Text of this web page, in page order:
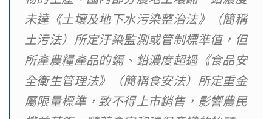
未達《土壤及地下水污染整治法》（簡稱
土污法）所定汙染監測或管制標準值，但
所產農糧產品的鎘、鉛濃度超過《食品安
全衛生管理法》（簡稱食安法）所定重金
屬限量標準，致不得上市銷售，影響農民